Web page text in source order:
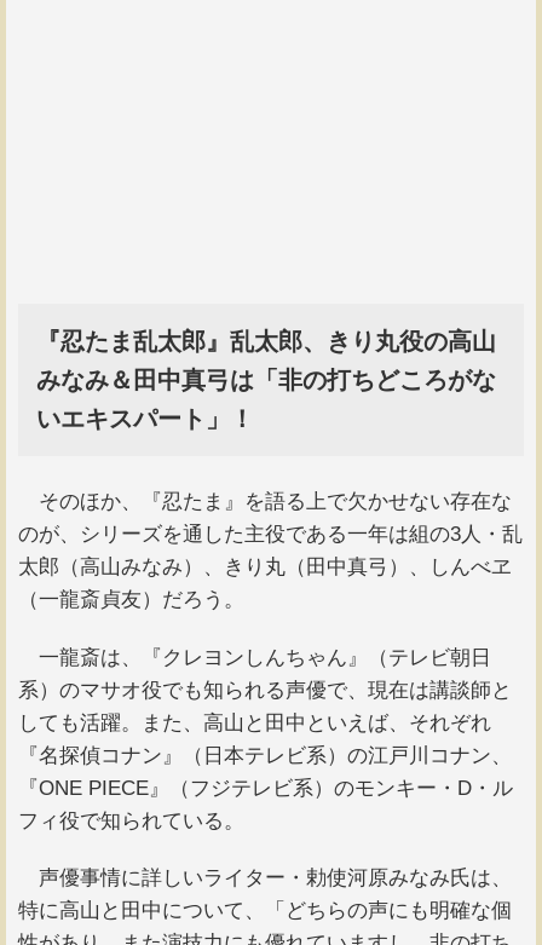
『忍たま乱太郎』乱太郎、きり丸役の高山
みなみ＆田中真弓は「非の打ちどころがな
いエキスパート」！
そのほか、『忍たま』を語る上で欠かせない存在な
のが、シリーズを通した主役である一年は組の3人・乱
太郎（高山みなみ）、きり丸（田中真弓）、しんべヱ
（一龍斎貞友）だろう。
一龍斎は、『クレヨンしんちゃん』（テレビ朝日
系）のマサオ役でも知られる声優で、現在は講談師と
しても活躍。また、高山と田中といえば、それぞれ
『名探偵コナン』（日本テレビ系）の江戸川コナン、
『ONE PIECE』（フジテレビ系）のモンキー・D・ル
フィ役で知られている。
声優事情に詳しいライター・勅使河原みなみ氏は、
特に高山と田中について、「どちらの声にも明確な個